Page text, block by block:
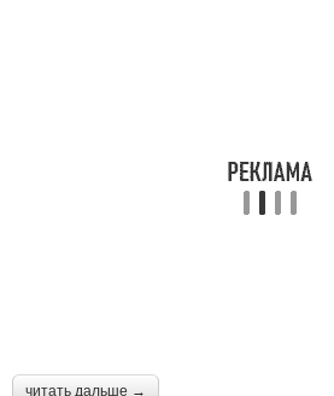
читать дальше →